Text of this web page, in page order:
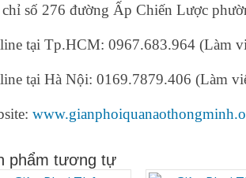
số 276 đường Ấp Chiến Lược
tại Tp.HCM: 0967.683.964 (Làm
tại Hà Nội: 0169.7879.406 (Làm
phẩm tương tự